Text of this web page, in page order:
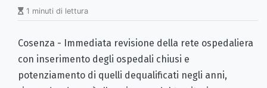
1 minuti di lettura
Cosenza - Immediata revisione della rete ospedaliera
con inserimento degli ospedali chiusi e
potenziamento di quelli dequalificati negli anni,